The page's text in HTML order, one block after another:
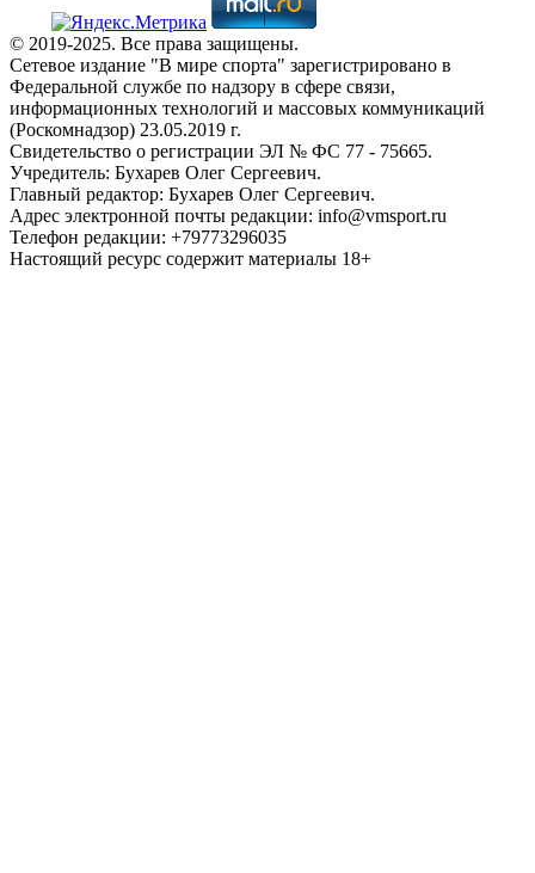
© 2019-2025. Все права защищены.
Сетевое издание "В мире спорта" зарегистрировано в
Федеральной службе по надзору в сфере связи,
информационных технологий и массовых коммуникаций
(Роскомнадзор) 23.05.2019 г.
Свидетельство о регистрации ЭЛ № ФС 77 - 75665.
Учредитель: Бухарев Олег Сергеевич.
Главный редактор: Бухарев Олег Сергеевич.
Адрес электронной почты редакции: info@vmsport.ru
Телефон редакции: +79773296035
Настоящий ресурс содержит материалы 18+